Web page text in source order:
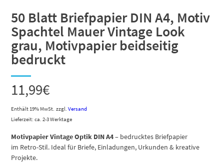
50 Blatt Briefpapier DIN A4, Motiv
Spachtel Mauer Vintage Look
grau, Motivpapier beidseitig
bedruckt
11,99€
Enthält 19% MwSt. zzgl.Versand
Lieferzeit: ca. 2-3 Werktage
Motivpapier Vintage Optik DIN A4– bedrucktes Briefpapier
im Retro-Stil. Ideal für Briefe, Einladungen, Urkunden & kreative
Projekte.